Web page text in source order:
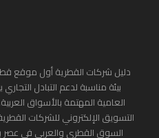
دليل شركات القطرية أول موقع
بيئة مناسبة لدعم التبادل
العامية المهتمة بالأسواق
التسويق الإلكتروني للشركات
السوق القطري والعربي في عصر